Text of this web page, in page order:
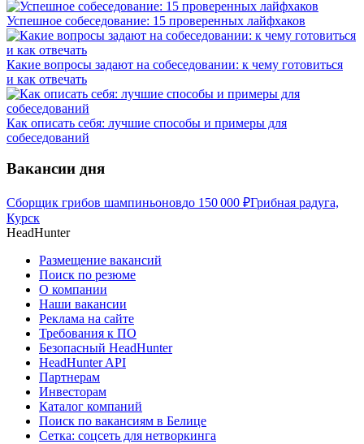
Успешное собеседование: 15 проверенных лайфхаков
Какие вопросы задают на собеседовании: к чему готовиться
и как отвечать
Как описать себя: лучшие способы и примеры для
собеседований
Вакансии дня
Сборщик грибов шампиньоновдо 150 000 ₽Грибная радуга,
Курск
HeadHunter
Размещение вакансий
Поиск по резюме
О компании
Наши вакансии
Реклама на сайте
Требования к ПО
Безопасный HeadHunter
HeadHunter API
Партнерам
Инвесторам
Каталог компаний
Поиск по вакансиям в Белице
Сетка: соцсеть для нетворкинга